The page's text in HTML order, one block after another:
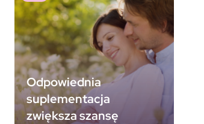
Odpowiednia
suplementacja
zwiększa szansę